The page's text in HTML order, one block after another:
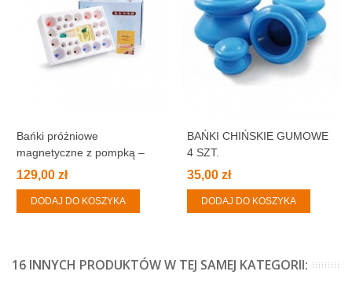
Bańki próżniowe
magnetyczne z pompką –
komplet 24 sztuki
129,00 zł
DODAJ DO KOSZYKA
BAŃKI CHIŃSKIE GUMOWE
4 SZT.
35,00 zł
DODAJ DO KOSZYKA
16 INNYCH PRODUKTÓW W TEJ SAMEJ KATEGORII: